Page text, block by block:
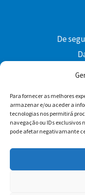
Para fornecer as melhores
armazenar e/ou aceder a
tecnologias nos permitirá
navegação ou IDs exclusivos
pode afetar negativamante
De
Facebook